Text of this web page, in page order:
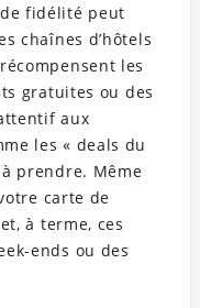
fidélité peut
chaînes d’hôtels
les
gratuites ou des
aux
les « deals du
prendre. Même
carte de
à terme, ces
ends ou des